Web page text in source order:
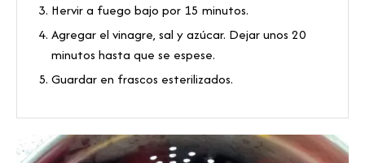
Hervir a fuego bajo por 15 minutos.
Agregar el vinagre, sal y azúcar. Dejar unos 20
minutos hasta que se espese.
Guardar en frascos esterilizados.